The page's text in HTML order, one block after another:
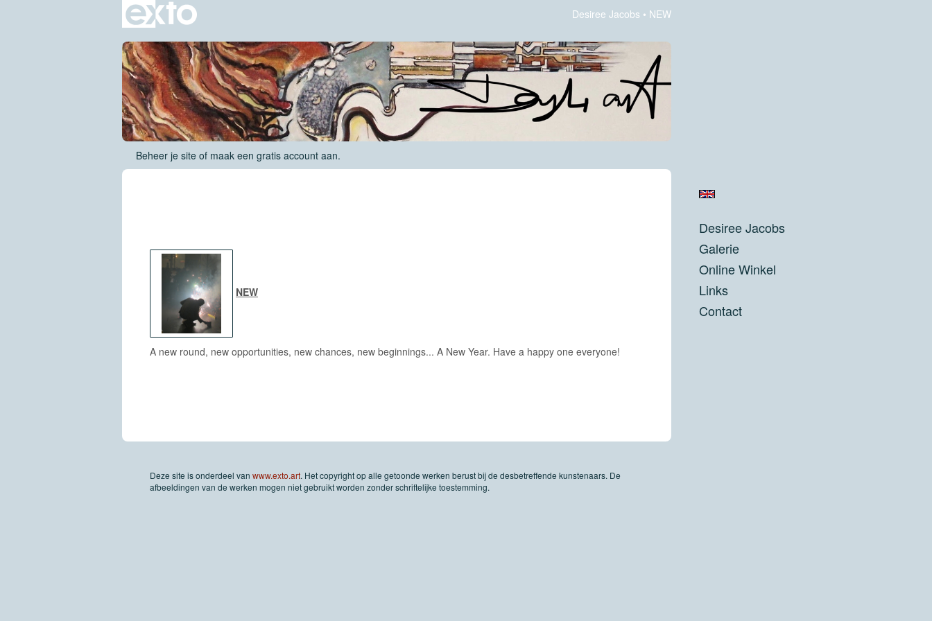
Desiree Jacobs NEW
Beheer je site of maak een gratis account aan.
NEW
A new round, new opportunities, new chances, new beginnings... A New Year. Have a happy one everyone!
Desiree Jacobs
Galerie
Online Winkel
Links
Contact
Deze site is onderdeel van www.exto.art. Het copyright op alle getoonde werken berust bij de desbetreffende kunstenaars. De
afbeeldingen van de werken mogen niet gebruikt worden zonder schriftelijke toestemming.